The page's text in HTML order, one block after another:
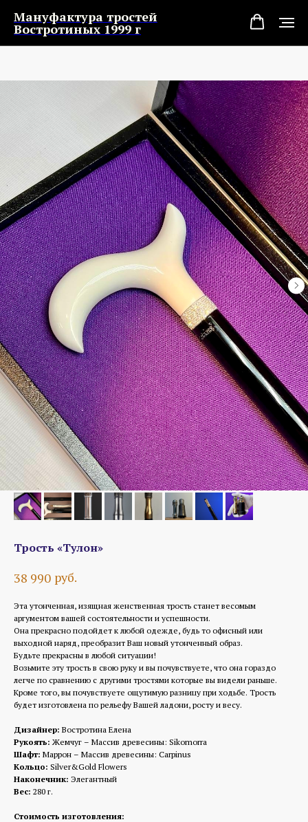
Мануфактура тростей
Востротиных 1999 г
Трость «Тулон»
38 990 руб.
Эта утонченная, изящная женственная трость станет весомым
аргументом вашей состоятельности и успешности.
Она прекрасно подойдет к любой одежде, будь то офисный или
выходной наряд, преобразит Ваш новый утонченный образ.
Будьте прекрасны в любой ситуации!
Возьмите эту трость в свою руку и вы почувствуете, что она гораздо
легче по сравнению с другими тростями которые вы видели раньше.
Кроме того, вы почувствуете ощутимую разницу при ходьбе. Трость
будет изготовлена по рельефу Вашей ладони, росту и весу.
Дизайнер: Востротина Елена
Рукоять: Жемчуг – Массив древесины: Sikomorra
Шафт: Маррон – Массив древесины: Carpinus
Кольцо: Silver&Gold Flowers
Наконечник: Элегантный
Вес: 280 г.
Стоимость изготовления: